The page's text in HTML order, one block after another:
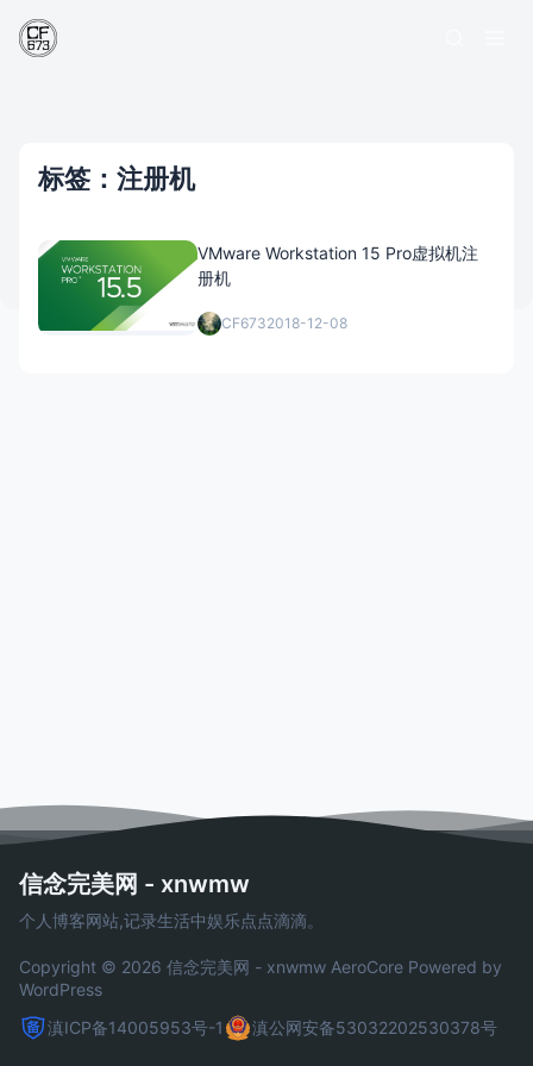
标签：注册机
VMware Workstation 15 Pro虚拟机注
册机
CF6732018-12-08
信念完美网 - xnwmw
个人博客网站,记录生活中娱乐点点滴滴。
Copyright © 2026 信念完美网 - xnwmw AeroCore Powered by
WordPress
滇ICP备14005953号-1
滇公网安备53032202530378号